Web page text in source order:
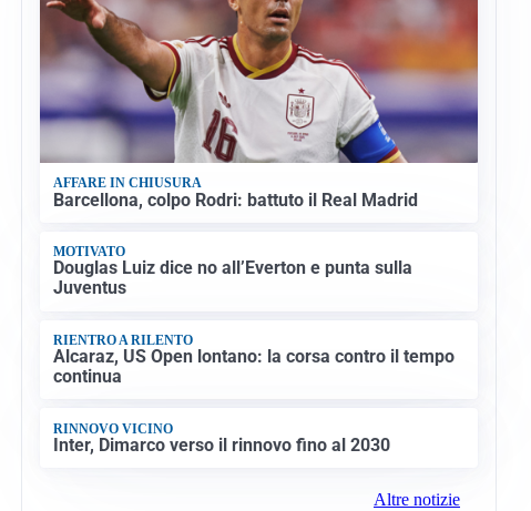
AFFARE IN CHIUSURA
Barcellona, colpo Rodri: battuto il Real Madrid
MOTIVATO
Douglas Luiz dice no all’Everton e punta sulla
Juventus
RIENTRO A RILENTO
Alcaraz, US Open lontano: la corsa contro il tempo
continua
RINNOVO VICINO
Inter, Dimarco verso il rinnovo fino al 2030
Altre notizie